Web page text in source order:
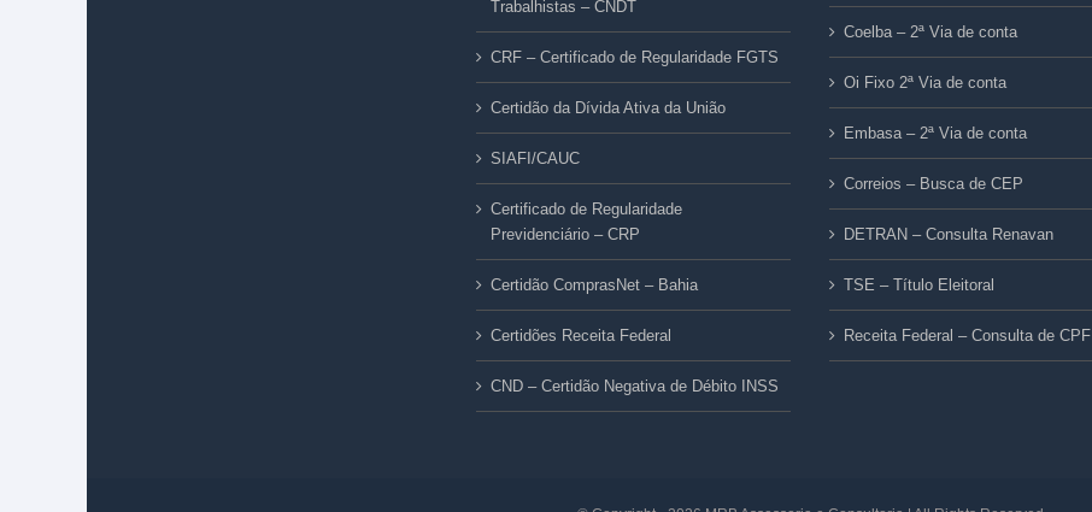
Trabalhistas – CNDT
CRF – Certificado de Regularidade FGTS
Certidão da Dívida Ativa da União
SIAFI/CAUC
Certificado de Regularidade
Previdenciário – CRP
Certidão ComprasNet – Bahia
Certidões Receita Federal
CND – Certidão Negativa de Débito INSS
Coelba – 2ª Via de conta
Oi Fixo 2ª Via de conta
Embasa – 2ª Via de conta
Correios – Busca de CEP
DETRAN – Consulta Renavan
TSE – Título Eleitoral
Receita Federal – Consulta de CPF